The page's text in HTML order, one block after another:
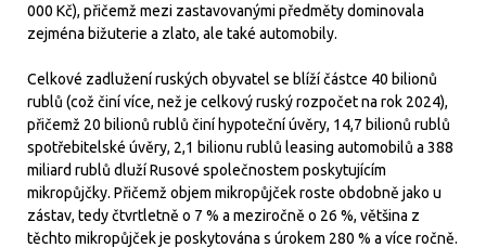
000 Kč), přičemž mezi zastavovanými předměty dominovala
zejména bižuterie a zlato, ale také automobily.
Celkové zadlužení ruských obyvatel se blíží částce 40 bilionů
rublů (což činí více, než je celkový ruský rozpočet na rok 2024),
přičemž 20 bilionů rublů činí hypoteční úvěry, 14,7 bilionů rublů
spotřebitelské úvěry, 2,1 bilionu rublů leasing automobilů a 388
miliard rublů dluží Rusové společnostem poskytujícím
mikropůjčky. Přičemž objem mikropůjček roste obdobně jako u
zástav, tedy čtvrtletně o 7 % a meziročně o 26 %, většina z
těchto mikropůjček je poskytována s úrokem 280 % a více ročně.